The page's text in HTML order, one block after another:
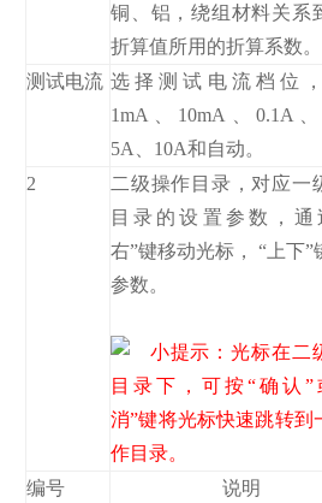
铜、铝，绕组材料关系
折算值所用的折算系数。
测试电流 选择测试电流档位
1mA、10mA、0.1A、
5A、10A和自动。
2
二级操作目录，对应一
目录的设置参数，通
右”键移动光标， “上下”
参数。
小提示：光标在二
目录下，可按“确认”
消”键将光标快速跳转到
作目录。
编号
说明